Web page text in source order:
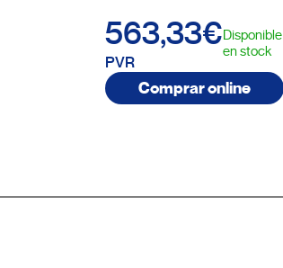
563,33€
PVR
Disponible
en stock
Comprar online